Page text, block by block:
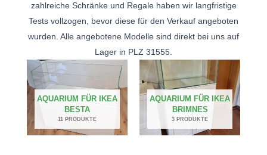
zahlreiche Schränke und Regale haben wir langfristige
Tests vollzogen, bevor diese für den Verkauf angeboten
wurden. Alle angebotene Modelle sind direkt bei uns auf
Lager in PLZ 31555.
AQUARIUM FÜR IKEA
BESTA
11 PRODUKTE
AQUARIUM FÜR IKEA
BRIMNES
3 PRODUKTE